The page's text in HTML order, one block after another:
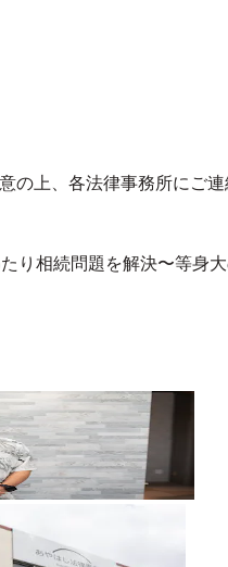
の上、各法律事務所にご連
り相続問題を解決〜等身